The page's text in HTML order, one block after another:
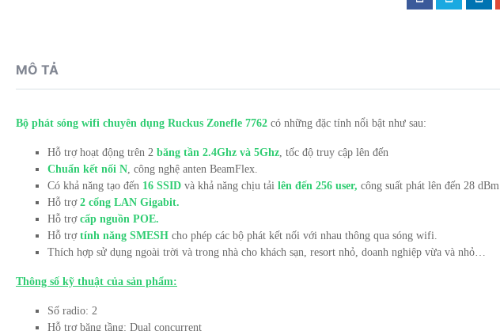
MÔ TẢ
Bộ phát sóng wifi chuyên dụng Ruckus Zonefle 7762 có những đặc tính nổi bật như sau:
Hỗ trợ hoạt động trên 2 băng tần 2.4Ghz và 5Ghz, tốc độ truy cập lên đến
Chuẩn kết nối N, công nghệ anten BeamFlex.
Có khả năng tạo đến 16 SSID và khả năng chịu tải lên đến 256 user, công suất phát lên đến 28 dBm
Hỗ trợ 2 cổng LAN Gigabit.
Hỗ trợ cấp nguồn POE.
Hỗ trợ tính năng SMESH cho phép các bộ phát kết nối với nhau thông qua sóng wifi.
Thích hợp sử dụng ngoài trời và trong nhà cho khách sạn, resort nhỏ, doanh nghiệp vừa và nhỏ…
Thông số kỹ thuật của sản phẩm:
Số radio: 2
Hỗ trợ băng tầng: Dual concurrent